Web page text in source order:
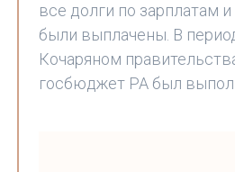
все долги по зарплатам
были выплачены. В
Кочаряном
госбюджет РА был